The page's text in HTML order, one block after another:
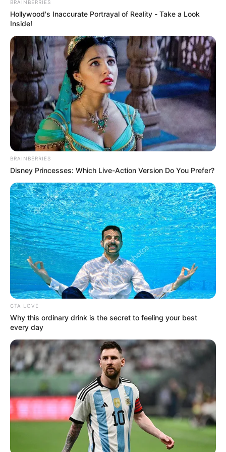
El cuerpo fue trasladado al área urbana para los
procedimientos judiciales correspondientes.
El segundo caso ocurrió en horas de la tarde en la vereda
El Cardal, corregimiento La Chaparrala.La víctima fue
identificada como Hernán Gallego Correa, oriundo de
Andes.En este caso, el cuerpo fue movilizado por la
comunidad a las instalaciones de Medicina Legal en la
mañana del jueves.
COMPARTIR
TEMAS RELACIONADOS
NOTICIAS ANTIOQUIA
ALERTA PAISA
ANDES - ANTIOQUIA
TRAGENDIA
SUROESTE DE ANTIOQUIA
MANTÉNGASE EN ALERTA
interesan. Para estar bien informado, por
ACTIVAR AHORA
TEMAS DESTACADOS
EMERGENCIAS POR LLUVIAS
METRO DE MEDELLÍN
BRAINBERRIES
Hollywood's Inaccurate Portrayal of Reality - Take a Look
Inside!
BRAINBERRIES
Disney Princesses: Which Live-Action Version Do You Prefer?
CTA LOVE
Why this ordinary drink is the secret to feeling your best
every day